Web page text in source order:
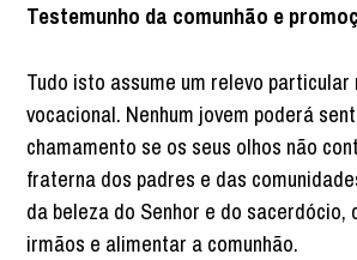
Testemunho da comunhão e
Tudo isto assume um relevo particular
vocacional. Nenhum jovem poderá
chamamento se os seus olhos não
fraterna dos padres e das
da beleza do Senhor e do sacerdócio,
irmãos e alimentar a comunhão.